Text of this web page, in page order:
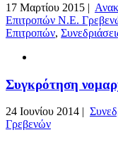
17 Μαρτίου 2015 |
Επιτροπών Ν.Ε.
Επιτροπών,
Συγκρότηση
24 Ιουνίου 2014 |
Γρεβενών